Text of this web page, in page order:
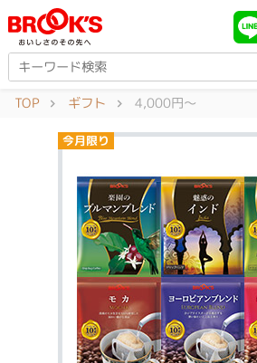
TOP ギフト 4,000円～
今月限り